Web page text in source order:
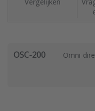
OSC-200 Omni-